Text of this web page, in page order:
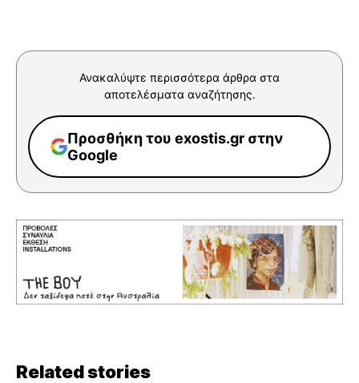
Ανακαλύψτε περισσότερα άρθρα στα
αποτελέσματα αναζήτησης.
Προσθήκη του exostis.gr στην
Google
Related stories